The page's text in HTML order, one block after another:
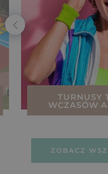
TURNUSY
WCZASÓW
ZOBACZ